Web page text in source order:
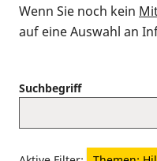
Wenn Sie noch kein
auf eine Auswahl an
Suchbegriff